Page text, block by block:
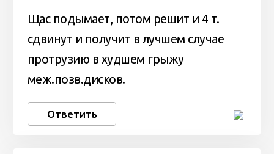
Щас подымает, потом решит и 4 т.
сдвинут и получит в лучшем случае
протрузию в худшем грыжу
меж.позв.дисков.
Ответить